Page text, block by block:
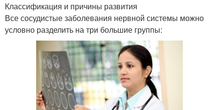
Классификация и причины развития
Все сосудистые заболевания нервной системы можно
условно разделить на три большие группы: